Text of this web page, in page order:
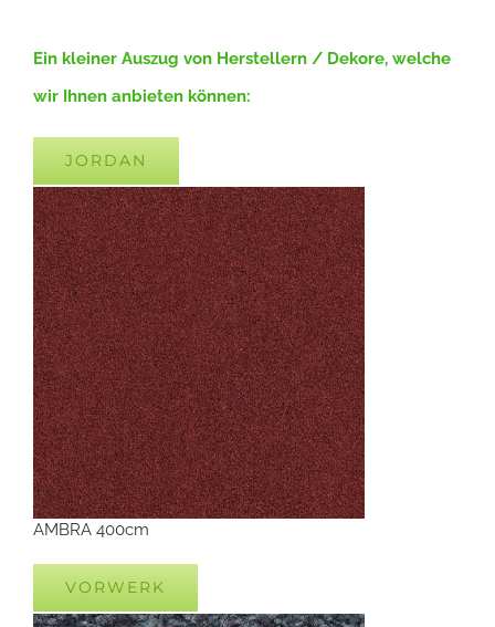
Ein kleiner Auszug von Herstellern / Dekore, welche
wir Ihnen anbieten können:
JORDAN
AMBRA 400cm
VORWERK